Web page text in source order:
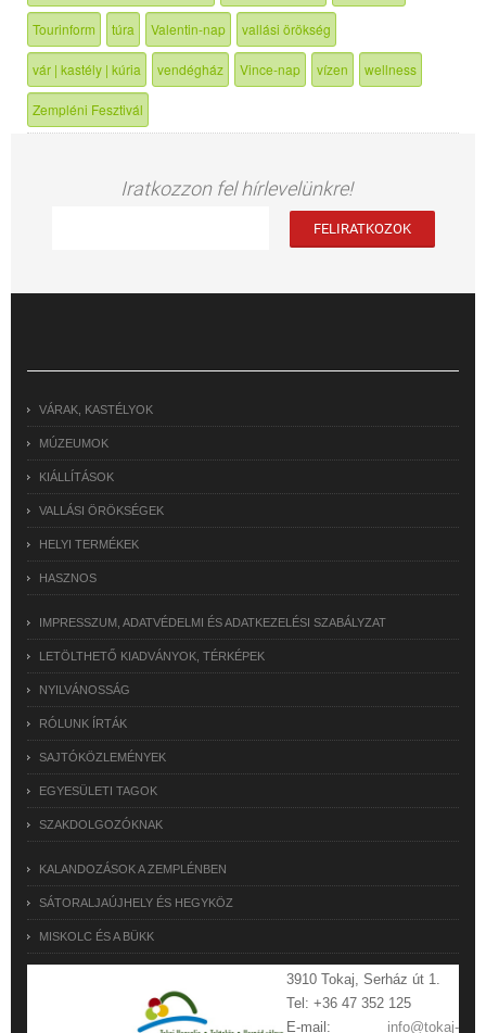
Tourinform túra Valentin-nap vallási örökség
vár | kastély | kúria vendégház Vince-nap vízen wellness
Zempléni Fesztivál
Iratkozzon fel hírlevelünkre!
VÁRAK, KASTÉLYOK
MÚZEUMOK
KIÁLLÍTÁSOK
VALLÁSI ÖRÖKSÉGEK
HELYI TERMÉKEK
HASZNOS
IMPRESSZUM, ADATVÉDELMI ÉS ADATKEZELÉSI SZABÁLYZAT
LETÖLTHETŐ KIADVÁNYOK, TÉRKÉPEK
NYILVÁNOSSÁG
RÓLUNK ÍRTÁK
SAJTÓKÖZLEMÉNYEK
EGYESÜLETI TAGOK
SZAKDOLGOZÓKNAK
KALANDOZÁSOK A ZEMPLÉNBEN
SÁTORALJAÚJHELY ÉS HEGYKÖZ
MISKOLC ÉS A BÜKK
3910 Tokaj, Serház út 1.
Tel: +36 47 352 125
E-mail: info@tokaj-